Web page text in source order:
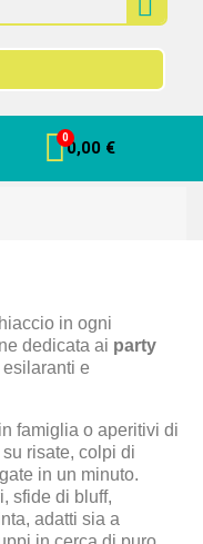
0,00 €
in ogni
dedicata ai party
e
famiglia o aperitivi di
risate, colpi di
in un minuto.
sfide di bluff,
adatti sia a